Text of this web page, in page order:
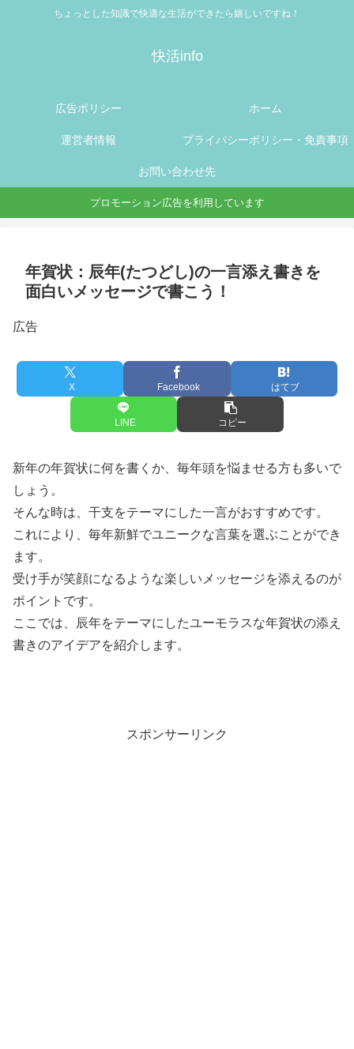
ちょっとした知識で快適な生活ができたら嬉しいですね！
快活info
広告ポリシー ホーム
運営者情報 プライバシーポリシー・免責事項
お問い合わせ先
プロモーション広告を利用しています
年賀状：辰年(たつどし)の一言添え書きを
面白いメッセージで書こう！
広告
X Facebook はてブ
LINE コピー
新年の年賀状に何を書くか、毎年頭を悩ませる方も多いで
しょう。
そんな時は、干支をテーマにした一言がおすすめです。
これにより、毎年新鮮でユニークな言葉を選ぶことができ
ます。
受け手が笑顔になるような楽しいメッセージを添えるのが
ポイントです。
ここでは、辰年をテーマにしたユーモラスな年賀状の添え
書きのアイデアを紹介します。
スポンサーリンク